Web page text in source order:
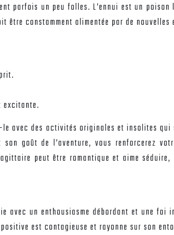
parfois un peu folles. L’ennui est un
constamment alimentée par de nouvelles
excitante.
avec des activités originales et insolites
goût de l’aventure, vous renforcerez
peut être romantique et aime
avec un enthousiasme débordant et une
est contagieuse et rayonne sur son